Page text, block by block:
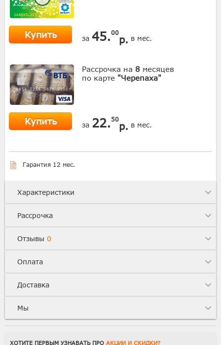
Купить за 45.00
р. в мес.
Рассрочка на 8 месяцев
по карте "Черепаха"
Купить за 22. 50
р. в мес.
Гарантия 12 мес.
Характеристики
Рассрочка
Отзывы 0
Оплата
Доставка
Мы
ХОТИТЕ ПЕРВЫМ УЗНАВАТЬ ПРО АКЦИИ И СКИДКИ?